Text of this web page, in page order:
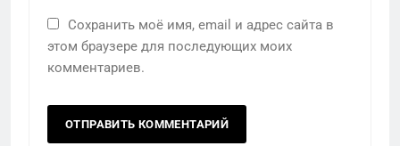
Сохранить моё имя, email и адрес сайта в
этом браузере для последующих моих
комментариев.